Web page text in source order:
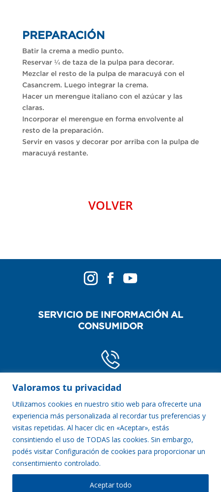
Valoramos tu privacidad
Utilizamos cookies en nuestro sitio web para ofrecerte una
experiencia más personalizada al recordar tus preferencias y
visitas repetidas. Al hacer clic en «Aceptar», estás
consintiendo el uso de TODAS las cookies. Sin embargo,
podés visitar Configuración de cookies para proporcionar un
consentimiento controlado.
Aceptar todo
PREPARACIÓN
Batir la crema a medio punto.
Reservar ¼ de taza de la pulpa para decorar.
Mezclar el resto de la pulpa de maracuyá con el
Casancrem. Luego integrar la crema.
Hacer un merengue italiano con el azúcar y las
claras.
Incorporar el merengue en forma envolvente al
resto de la preparación.
Servir en vasos y decorar por arriba con la pulpa de
maracuyá restante.
VOLVER
SERVICIO DE INFORMACIÓN AL
CONSUMIDOR
0800-888-2254
POR WHATSAPP
1138806094